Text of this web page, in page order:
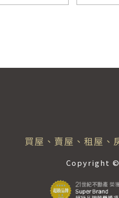
買屋、賣屋、租屋、
Copyright ©